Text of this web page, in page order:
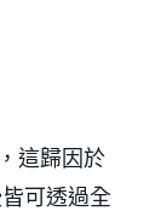
這歸因於
皆可透過全